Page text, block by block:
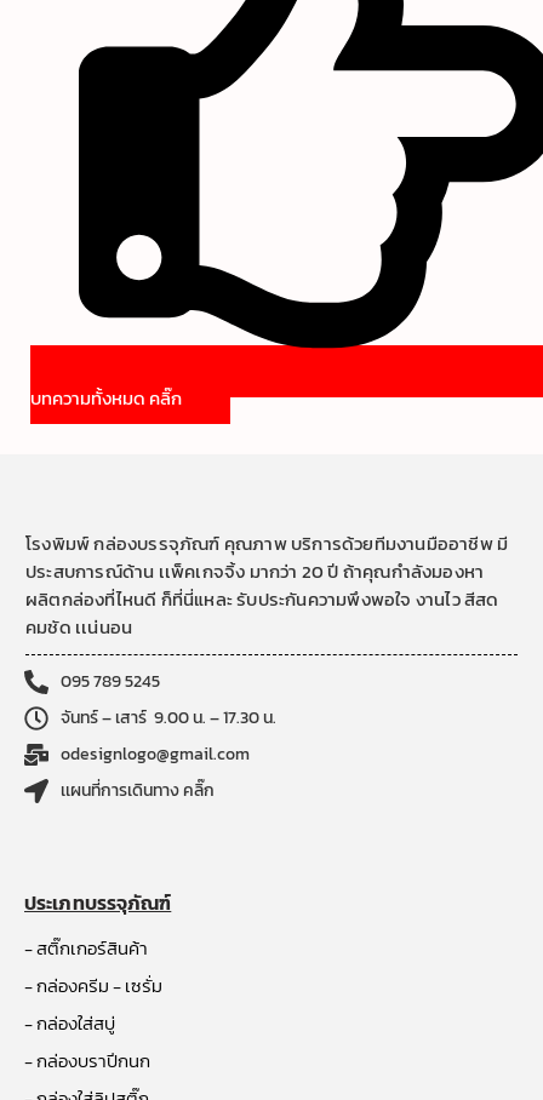
บทความทั้งหมด คลิ๊ก
โรงพิมพ์ กล่องบรรจุภัณฑ์ คุณภาพ บริการด้วยทีมงานมืออาชีพ มี
ประสบการณ์ด้าน เเพ็คเกจจิ้ง มากว่า 20 ปี ถ้าคุณกำลังมองหา
ผลิตกล่องที่ไหนดี ก็ที่นี่แหละ รับประกันความพึงพอใจ งานไว สีสด
คมชัด เเน่นอน
095 789 5245
จันทร์ – เสาร์ 9.00 น. – 17.30 น.
odesignlogo@gmail.com
เเผนที่การเดินทาง คลิ๊ก
ประเภทบรรจุภัณฑ์
- สติ๊กเกอร์สินค้า
- กล่องครีม - เซรั่ม
- กล่องใส่สบู่
- กล่องบราปีกนก